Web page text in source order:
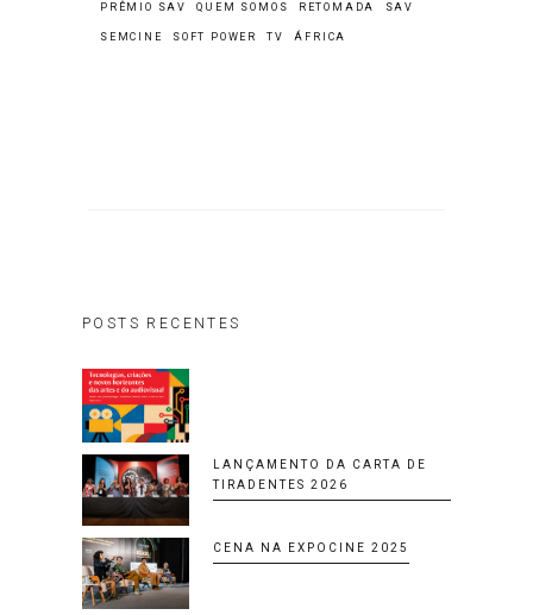
PRÊMIO SAV QUEM SOMOS RETOMADA SAV
SEMCINE SOFT POWER TV ÁFRICA
POSTS RECENTES
LANÇAMENTO DA CARTA DE
TIRADENTES 2026
CENA NA EXPOCINE 2025